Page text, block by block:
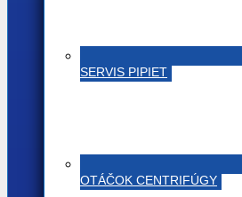
SERVIS PIPIET
OTÁČOK CENTRIFÚGY